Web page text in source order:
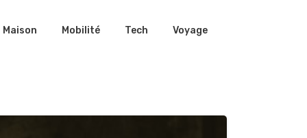
Maison Mobilité Tech Voyage